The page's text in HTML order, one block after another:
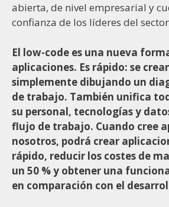
abierta, de nivel empresarial y
confianza de los líderes del
El low-code es una nueva
aplicaciones. Es rápido: se
simplemente dibujando un
de trabajo. También unifica
su personal, tecnologías y
flujo de trabajo. Cuando cree
nosotros, podrá crear
rápido, reducir los costes de
un 50 % y obtener una
en comparación con el